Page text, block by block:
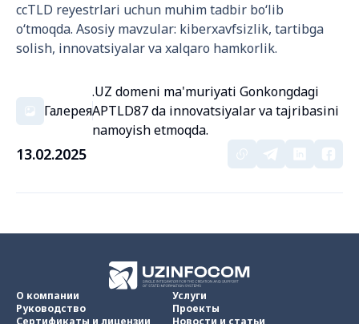
ccTLD reyestrlari uchun muhim tadbir bo‘lib
o‘tmoqda. Asosiy mavzular: kiberxavfsizlik, tartibga
solish, innovatsiyalar va xalqaro hamkorlik.
Галерея
.UZ domeni ma'muriyati Gonkongdagi
APTLD87 da innovatsiyalar va tajribasini
namoyish etmoqda.
13.02.2025
О компании
Руководство
Услуги
Проекты